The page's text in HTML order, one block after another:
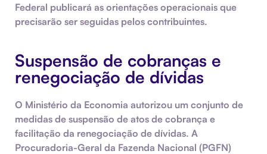
Federal publicará as orientações operacionais que
precisarão ser seguidas pelos contribuintes.
Suspensão de cobranças e
renegociação de dívidas
O Ministério da Economia autorizou um conjunto de
medidas de suspensão de atos de cobrança e
facilitação da renegociação de dívidas. A
Procuradoria-Geral da Fazenda Nacional (PGFN)